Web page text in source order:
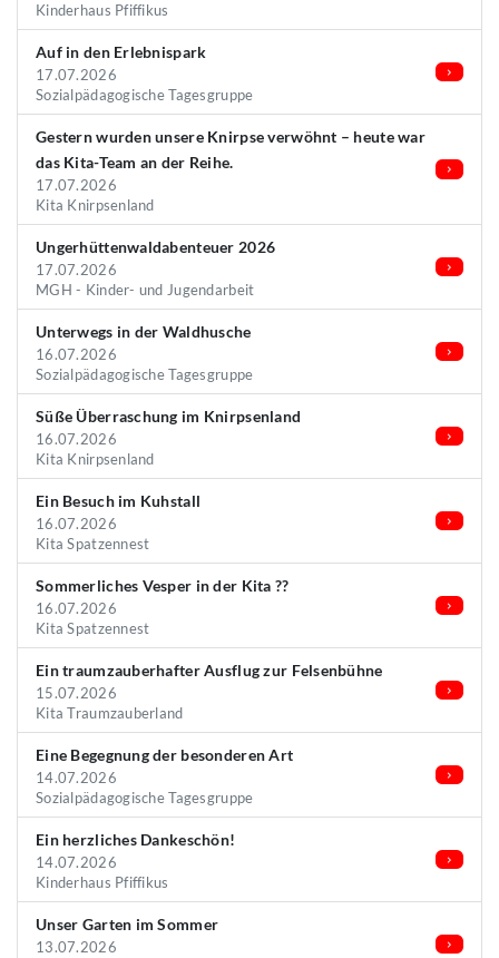
Kinderhaus Pfiffikus
Auf in den Erlebnispark
17.07.2026
Sozialpädagogische Tagesgruppe
Gestern wurden unsere Knirpse verwöhnt – heute war
das Kita-Team an der Reihe.
17.07.2026
Kita Knirpsenland
Ungerhüttenwaldabenteuer 2026
17.07.2026
MGH - Kinder- und Jugendarbeit
Unterwegs in der Waldhusche
16.07.2026
Sozialpädagogische Tagesgruppe
Süße Überraschung im Knirpsenland
16.07.2026
Kita Knirpsenland
Ein Besuch im Kuhstall
16.07.2026
Kita Spatzennest
Sommerliches Vesper in der Kita ??
16.07.2026
Kita Spatzennest
Ein traumzauberhafter Ausflug zur Felsenbühne
15.07.2026
Kita Traumzauberland
Eine Begegnung der besonderen Art
14.07.2026
Sozialpädagogische Tagesgruppe
Ein herzliches Dankeschön!
14.07.2026
Kinderhaus Pfiffikus
Unser Garten im Sommer
13.07.2026